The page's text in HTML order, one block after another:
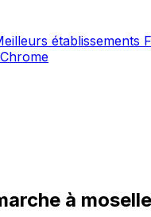
établissements
à moselle